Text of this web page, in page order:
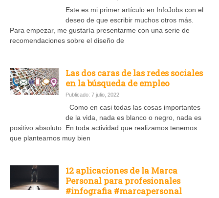
Este es mi primer artículo en InfoJobs con el
deseo de que escribir muchos otros más.
Para empezar, me gustaría presentarme con una serie de
recomendaciones sobre el diseño de
Las dos caras de las redes sociales
en la búsqueda de empleo
Publicado: 7 julio, 2022
Como en casi todas las cosas importantes
de la vida, nada es blanco o negro, nada es
positivo absoluto. En toda actividad que realizamos tenemos
que plantearnos muy bien
12 aplicaciones de la Marca
Personal para profesionales
#infografia #marcapersonal